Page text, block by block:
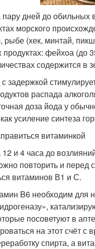
пару дней до
морского
рыбе (хек, минтай,
продуктах: фейхоа (до
содержится в
задержкой
распада
доза йода у
как усиление синтеза
витаминкой
12 и 4 часа до
повторить и перед
витаминов В1 и С.
B6 необходим для
посоветуют в
на этот счёт
спирта, а